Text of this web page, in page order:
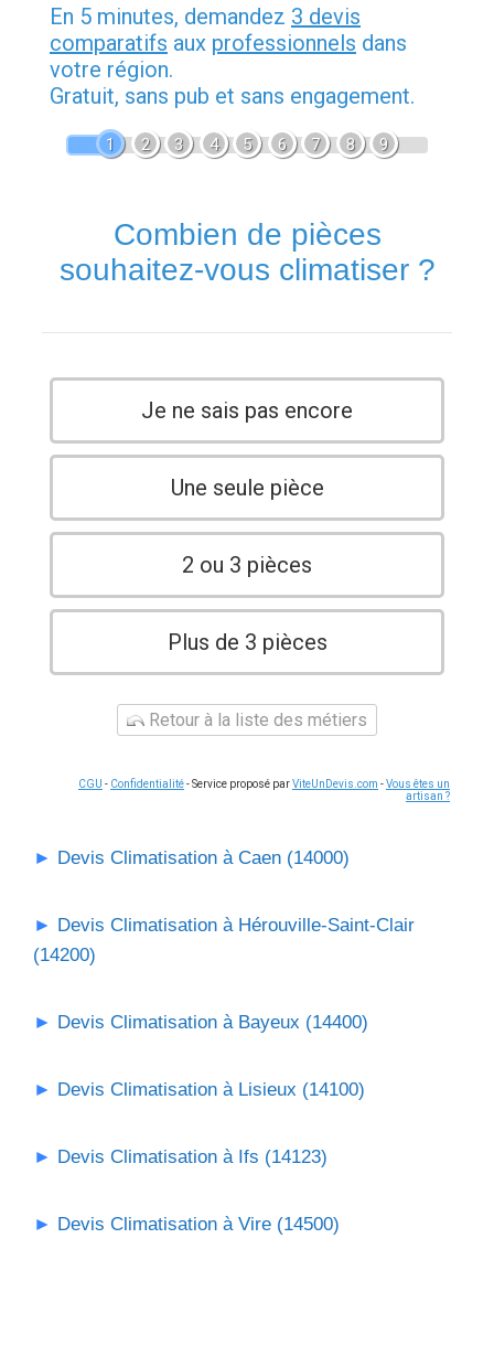
En 5 minutes, demandez 3 devis
comparatifs aux professionnels dans
votre région.
Gratuit, sans pub et sans engagement.
1 2 3 4 5 6 7 8 9
Combien de pièces
souhaitez-vous climatiser ?
Je ne sais pas encore
Une seule pièce
2 ou 3 pièces
Plus de 3 pièces
Retour à la liste des métiers
CGU - Confidentialité- Service proposé parViteUnDevis.com -Vous êtes un
artisan ?
Devis Climatisation à Caen (14000)
Devis Climatisation à Hérouville-Saint-Clair
(14200)
Devis Climatisation à Bayeux (14400)
Devis Climatisation à Lisieux (14100)
Devis Climatisation à Ifs (14123)
Devis Climatisation à Vire (14500)